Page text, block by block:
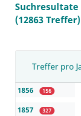
Suchresultate
(12863
Treffer pro
1856 156
1857 327